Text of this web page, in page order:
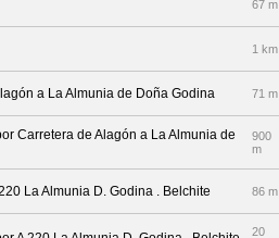
67 m
1 km
a La Almunia de Doña Godina 71 m
Carretera de Alagón a La Almunia de
900
m
La Almunia D. Godina . Belchite 86 m
20